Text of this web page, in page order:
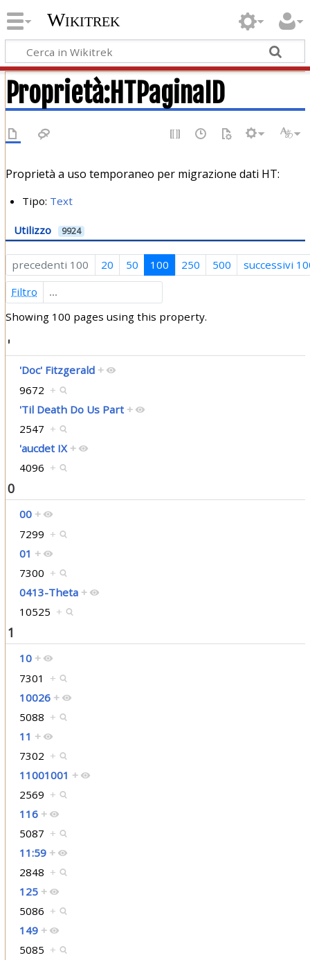
Wikitrek
Proprietà:HTPaginaID
Proprietà a uso temporaneo per migrazione dati HT:
Tipo: Text
Utilizzo 9924
precedenti 100 20 50 100 250 500
successivi
Filtro
Showing 100 pages using this property.
'
'Doc' Fitzgerald +
9672 +
'Til Death Do Us Part +
2547 +
'aucdet IX +
4096 +
0
00 +
7299 +
01 +
7300 +
0413-Theta +
10525 +
1
10 +
7301 +
10026 +
5088 +
11 +
7302 +
11001001 +
2569 +
116 +
5087 +
11:59 +
2848 +
125 +
5086 +
149 +
5085 +